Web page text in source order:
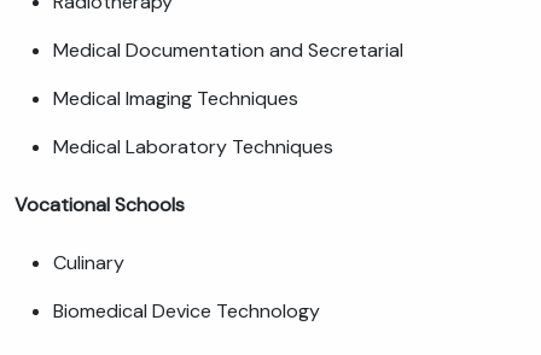
Medical Documentation and Secretarial
Medical Imaging Techniques
Medical Laboratory Techniques
Vocational Schools
Culinary
Biomedical Device Technology